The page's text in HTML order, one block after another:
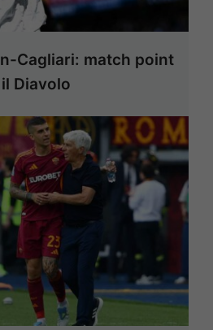
Cagliari: match point
Diavolo